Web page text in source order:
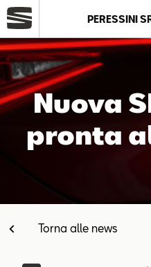
Azienda
Modelli
Offerte
Business
PERESSINI
Nuova
pronta
Torna alle news